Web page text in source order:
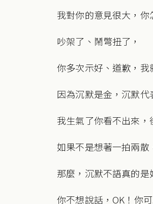
我對你的意見很大，你
吵架了、鬧彆扭了，
你多次示好、道歉，我
因為沉默是金，沉默代
我生氣了你看不出來
如果不是想著一拍兩
那麼，沉默不語真的是
你不想說話，OK！你